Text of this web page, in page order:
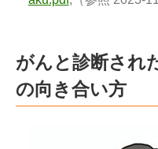
がんと診断され
の向き合い方